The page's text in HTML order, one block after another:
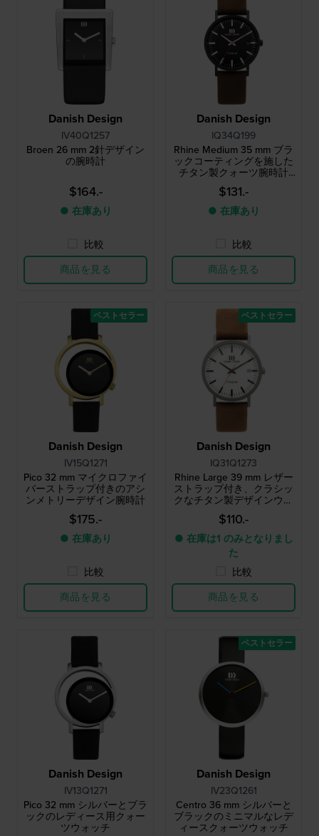
Danish Design
IV40Q1257
Broen 26 mm 2針デザイン
の腕時計
$164.-
● 在庫あり
比較
商品を見る
Danish Design
IQ34Q199
Rhine Medium 35 mm ブラ
ックコーティングを施した
チタン製クォーツ腕時計
（日付表示付き）
$131.-
● 在庫あり
比較
商品を見る
Danish Design
IV15Q1271
Pico 32 mm マイクロファイ
バーストラップ付きのアシ
ンメトリーデザイン腕時計
$175.-
● 在庫あり
比較
商品を見る
ベストセラー
Danish Design
IQ31Q1273
Rhine Large 39 mm レザー
ストラップ付き、クラシッ
クなチタン製デザインウォ
ッチ
$110.-
● 在庫は1 のみとなりまし
た
比較
商品を見る
ベストセラー
Danish Design
IV13Q1271
Pico 32 mm シルバーとブラ
ックのレディース用クォー
ツウォッチ
Danish Design
IV23Q1261
Centro 36 mm シルバーと
ブラックのミニマルなレデ
ィースクォーツウォッチ
ベストセラー